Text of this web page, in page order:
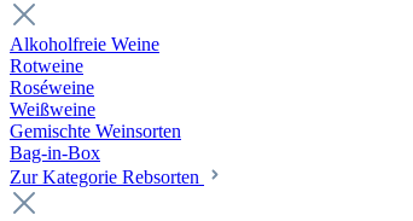
Alkoholfreie Weine
Rotweine
Roséweine
Weißweine
Gemischte Weinsorten
Bag-in-Box
Zur Kategorie Rebsorten